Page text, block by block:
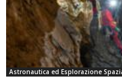
Astronautica ed Esplorazione